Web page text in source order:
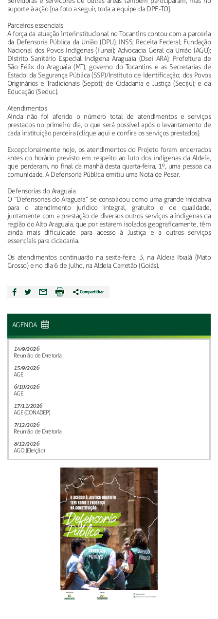
suporte à ação [na foto a seguir, toda a equipe da DPE-TO].
Parceiros essenciais
A força da atuação interinstitucional no Tocantins contou com a parceria
da Defensoria Pública da União (DPU); INSS; Receita Federal; Fundação
Nacional dos Povos Indígenas (Funai); Advocacia Geral da União (AGU);
Distrito Sanitário Especial Indígena Araguaia (Dsei ARA); Prefeitura de
São Félix do Araguaia (MT); governo do Tocantins e as Secretarias de
Estado: da Segurança Pública (SSP)/Instituto de Identificação; dos Povos
Originários e Tradicionais (Sepot); de Cidadania e Justiça (Seciju); e da
Educação (Seduc).
Atendimentos
Ainda não foi aferido o número total de atendimentos e serviços
prestados no primeiro dia, o que será possível após o levantamento de
cada instituição parceira (clique aqui e confira os serviços prestados).
Excepcionalmente hoje, os atendimentos do Projeto foram encerrados
antes do horário previsto em respeito ao luto dos indígenas da Aldeia,
que perderam, no final da manhã desta quarta-feira, 1º, uma pessoa da
comunidade. A Defensoria Pública emitiu uma Nota de Pesar.
Defensorias do Araguaia
O “Defensorias do Araguaia” se consolidou como uma grande iniciativa
para o atendimento jurídico integral, gratuito e de qualidade,
juntamente com a prestação de diversos outros serviços a indígenas da
região do Alto Araguaia, que por estarem isolados geograficamente, têm
ainda mais dificuldade para acesso à Justiça e a outros serviços
essenciais para cidadania.
Os atendimentos continuarão na sexta-feira, 3, na Aldeia Itxalá (Mato
Grosso) e no dia 6 de julho, na Aldeia Carretão (Goiás).
AGENDA
14/9/2026
Reunião de Diretoria
15/9/2026
AGE
6/10/2026
AGE
17/11/2026
AGE (CONADEP)
7/12/2026
Reunião de Diretoria
8/12/2026
AGO (Eleição)